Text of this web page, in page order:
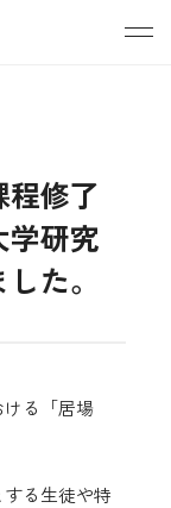
修了
学研究
た。
ける「居場
する生徒や特